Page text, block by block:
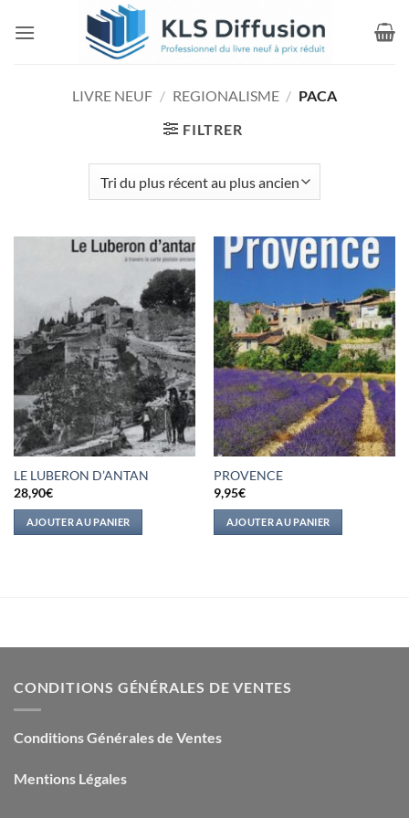
LIVRE NEUF / REGIONALISME / PACA
FILTRER
LE LUBERON D’ANTAN
28,90€
AJOUTER AU PANIER
PROVENCE
9,95€
AJOUTER AU PANIER
CONDITIONS GÉNÉRALES DE VENTES
Conditions Générales de Ventes
Mentions Légales